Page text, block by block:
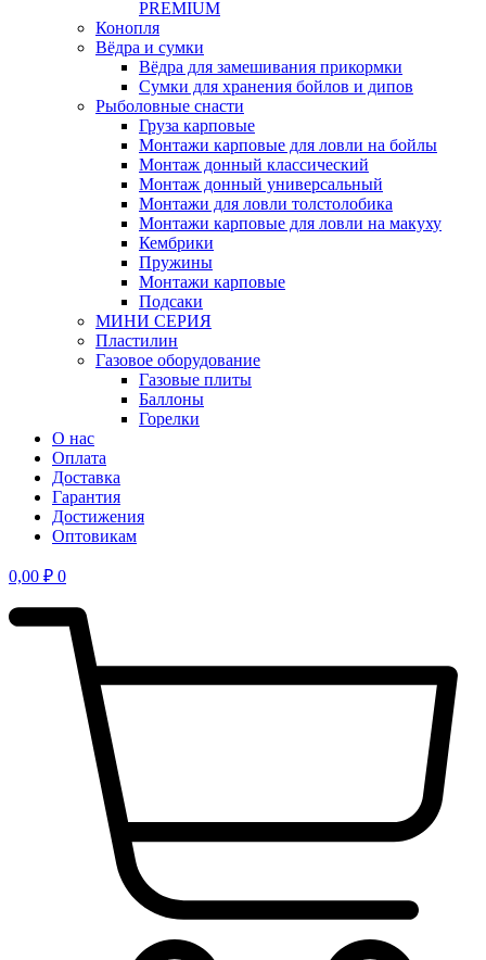
PREMIUM
Конопля
Вёдра и сумки
Вёдра для замешивания прикормки
Сумки для хранения бойлов и дипов
Рыболовные снасти
Груза карповые
Монтажи карповые для ловли на бойлы
Монтаж донный классический
Монтаж донный универсальный
Монтажи для ловли толстолобика
Монтажи карповые для ловли на макуху
Кембрики
Пружины
Монтажи карповые
Подсаки
МИНИ СЕРИЯ
Пластилин
Газовое оборудование
Газовые плиты
Баллоны
Горелки
О нас
Оплата
Доставка
Гарантия
Достижения
Оптовикам
0,00 ₽ 0